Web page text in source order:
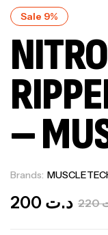
Sale 9%
–
Brands:
220 د.ت